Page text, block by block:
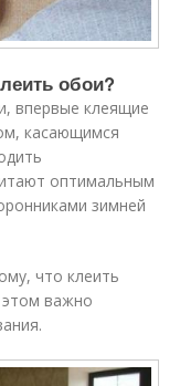
обои?
впервые клеящие
касающимся
оптимальным
зимней
что клеить
важно